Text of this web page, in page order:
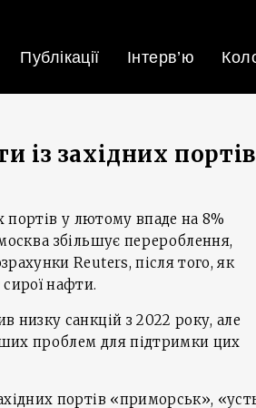
Публікації Інтерв’ю
із західних портів
портів у лютому впаде на 8%
збільшує перероблення,
Reuters, після того, як
нафти.
низку санкцій з 2022 року, але
проблем для підтримки цих
портів «приморськ»,